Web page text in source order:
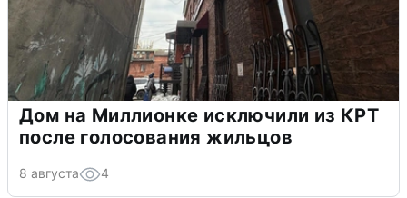
Дом на Миллионке исключили из КРТ
после голосования жильцов
8 августа 4